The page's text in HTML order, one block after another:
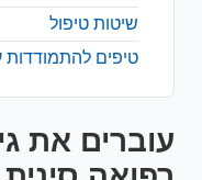
שיטות טיפול
טיפים
עוברים את